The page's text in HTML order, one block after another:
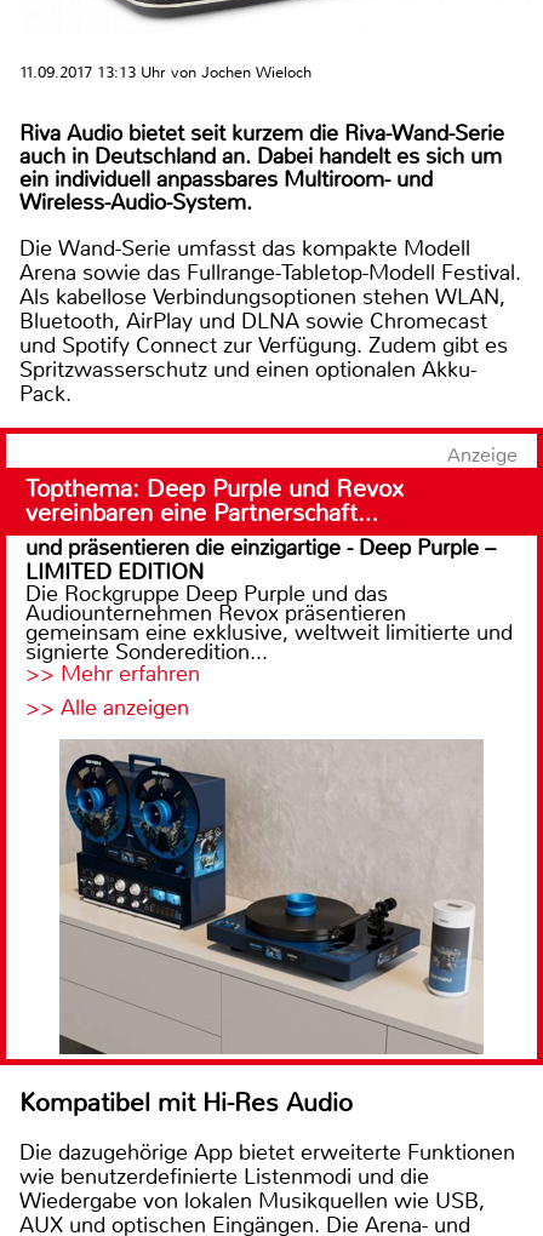
11.09.2017 13:13 Uhr von Jochen Wieloch
Riva Audio bietet seit kurzem die Riva-Wand-Serie
auch in Deutschland an. Dabei handelt es sich um
ein individuell anpassbares Multiroom- und
Wireless-Audio-System.
Die Wand-Serie umfasst das kompakte Modell
Arena sowie das Fullrange-Tabletop-Modell Festival.
Als kabellose Verbindungsoptionen stehen WLAN,
Bluetooth, AirPlay und DLNA sowie Chromecast
und Spotify Connect zur Verfügung. Zudem gibt es
Spritzwasserschutz und einen optionalen Akku-
Pack.
Anzeige
Topthema: Deep Purple und Revox
vereinbaren eine Partnerschaft…
und präsentieren die einzigartige - Deep Purple –
LIMITED EDITION
Die Rockgruppe Deep Purple und das
Audiounternehmen Revox präsentieren
gemeinsam eine exklusive, weltweit limitierte und
signierte Sonderedition...
>> Mehr erfahren
>> Alle anzeigen
Kompatibel mit Hi-Res Audio
Die dazugehörige App bietet erweiterte Funktionen
wie benutzerdefinierte Listenmodi und die
Wiedergabe von lokalen Musikquellen wie USB,
AUX und optischen Eingängen. Die Arena- und